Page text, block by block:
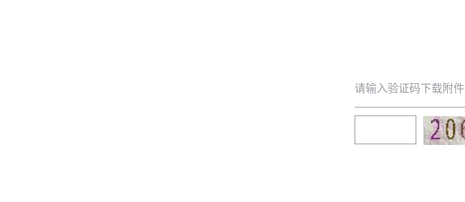
请输入验证码下载附件